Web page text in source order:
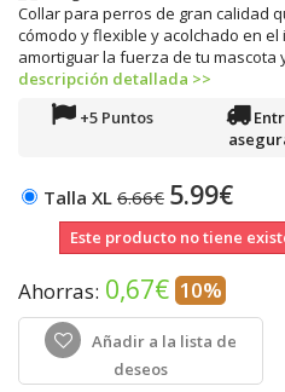
Collar para perros de gran calidad
cómodo y flexible y acolchado en
amortiguar la fuerza de tu mascota
descripción detallada >>
+5 Puntos
Talla XL 6.66€ 5.99€
Este producto no tiene
Ahorras: 0,67€ 10%
Añadir a la lista de
deseos